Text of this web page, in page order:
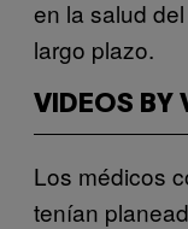
en la salud
largo plazo.
VIDEOS BY
Los médicos
tenían